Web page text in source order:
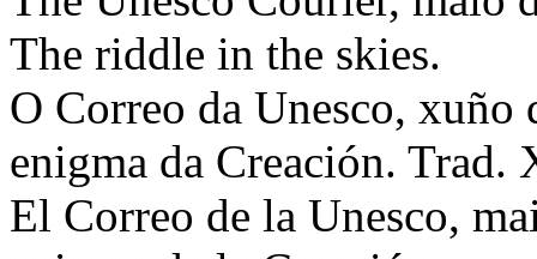
The riddle in the skies.
O Correo da Unesco,
enigma da Creación. Trad.
El Correo de la Unesco,